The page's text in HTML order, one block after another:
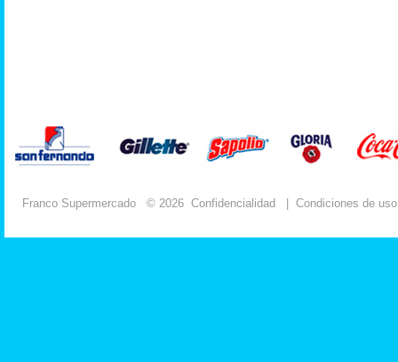
Franco Supermercado © 2026 Confidencialidad Condiciones de uso